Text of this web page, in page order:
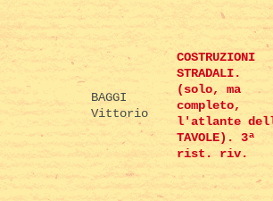
BAGGI
Vittorio
COSTRUZIONI
STRADALI.
(solo, ma
completo,
l'atlante
TAVOLE). 3ª
rist. riv.